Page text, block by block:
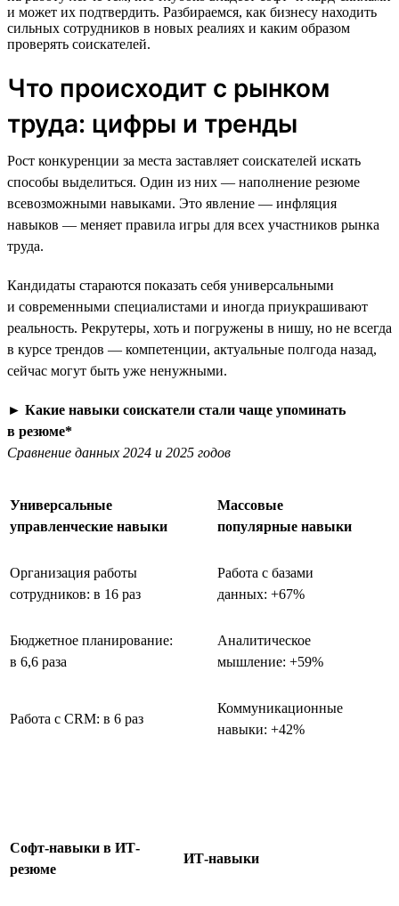
и может их подтвердить. Разбираемся, как бизнесу находить
сильных сотрудников в новых реалиях и каким образом
проверять соискателей.
Что происходит с рынком
труда: цифры и тренды
Рост конкуренции за места заставляет соискателей искать
способы выделиться. Один из них — наполнение резюме
всевозможными навыками. Это явление — инфляция
навыков — меняет правила игры для всех участников рынка
труда.
Кандидаты стараются показать себя универсальными
и современными специалистами и иногда приукрашивают
реальность. Рекрутеры, хоть и погружены в нишу, но не всегда
в курсе трендов — компетенции, актуальные полгода назад,
сейчас могут быть уже ненужными.
► Какие навыки соискатели стали чаще упоминать
в резюме*
Сравнение данных 2024 и 2025 годов
Универсальные
управленческие навыки
Массовые
популярные навыки
Организация работы
сотрудников: в 16 раз
Работа с базами
данных: +67%
Бюджетное планирование:
в 6,6 раза
Аналитическое
мышление: +59%
Работа с CRM: в 6 раз
Коммуникационные
навыки: +42%
Софт-навыки в ИТ-
резюме
ИТ-навыки